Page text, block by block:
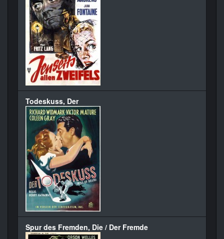
Todeskuss, Der
Spur des Fremden, Die / Der Fremde